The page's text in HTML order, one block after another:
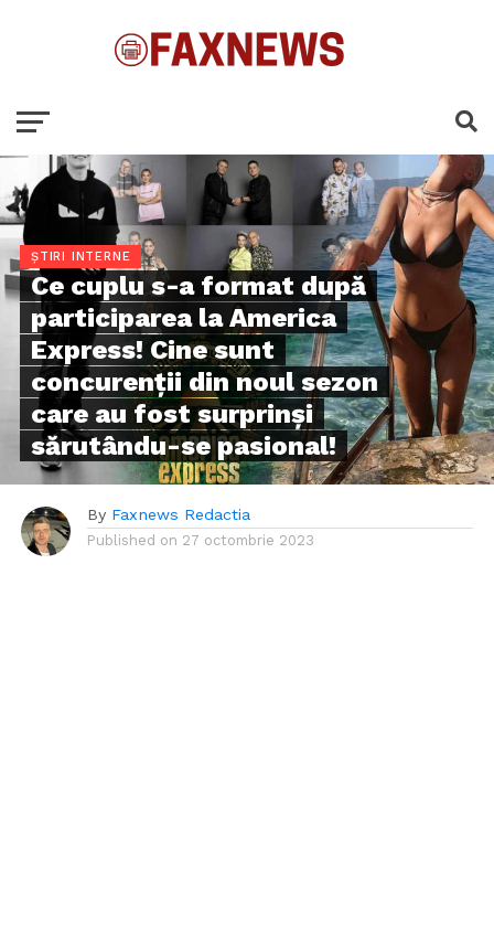
ȘTIRI INTERNE
Ce cuplu s-a format după
participarea la America
Express! Cine sunt
concurenții din noul sezon
care au fost surprinși
sărutându-se pasional!
By Faxnews Redactia
Published on 27 octombrie 2023